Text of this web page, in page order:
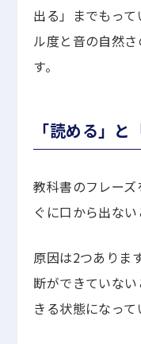
出る」までもっ
ル度と音の自然
す。
「読める」と
教科書のフレー
ぐに口から出ない
原因は2つありま
断ができていな
きる状態になって